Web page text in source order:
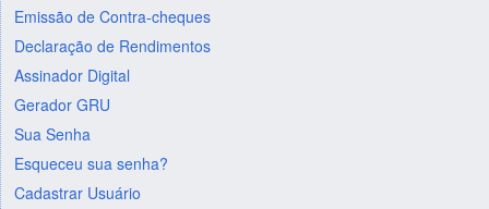
Emissão de Contra-cheques
Declaração de Rendimentos
Assinador Digital
Gerador GRU
Sua Senha
Esqueceu sua senha?
Cadastrar Usuário